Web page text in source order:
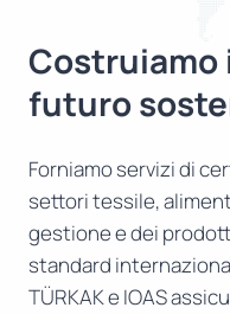
Costruiamo
futuro
Forniamo servizi di
settori tessile,
gestione e dei
standard
TÜRKAK e IOAS